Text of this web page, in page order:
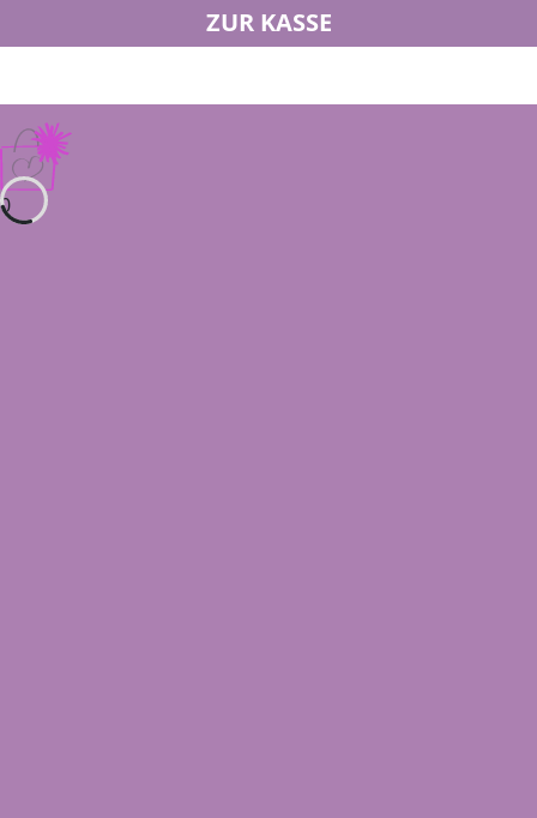
ZUR KASSE
0